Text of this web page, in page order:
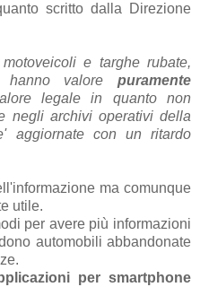
scritto dalla Direzione
e targhe rubate,
hanno valore puramente
legale in quanto non
negli archivi operativi della
aggiornate con un ritardo
ma comunque
utile.
per avere più informazioni
automobili abbandonate
per smartphone